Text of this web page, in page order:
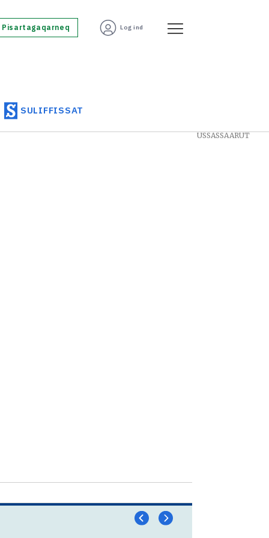
Pisartagaqarneq Log ind
SULIFFISSAT
USSASSAARUT